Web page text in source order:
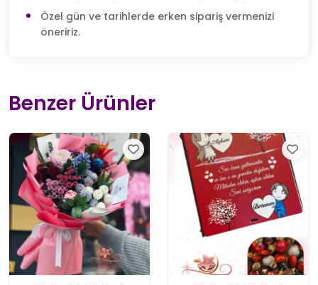
Özel gün ve tarihlerde erken sipariş vermenizi
öneririz.
Benzer Ürünler